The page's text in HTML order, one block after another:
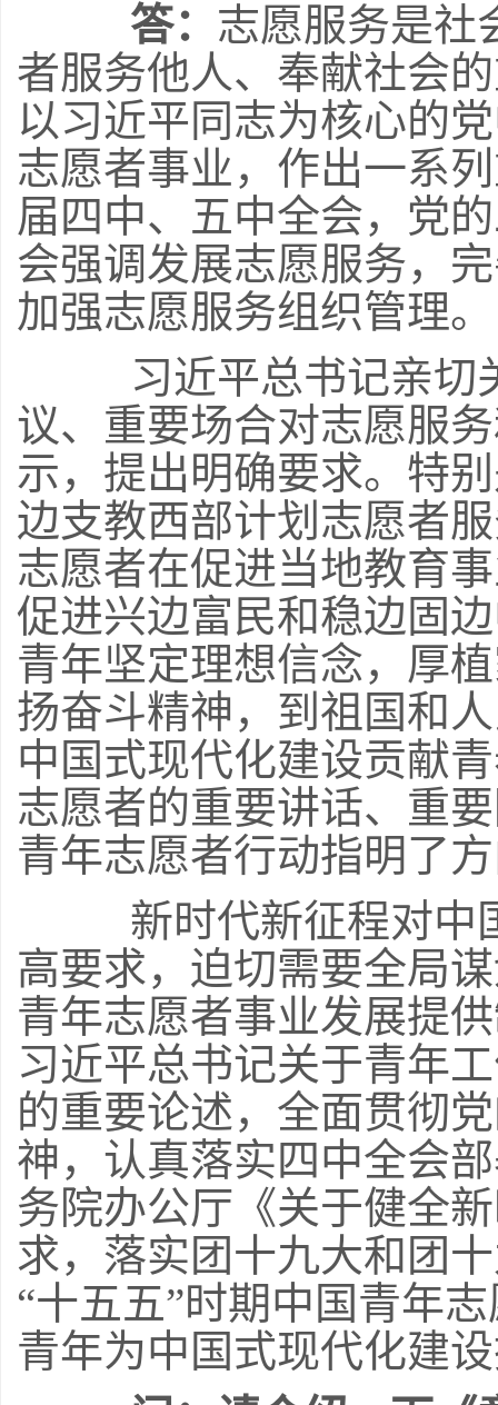
答： 志愿服务是社
者服务他人、奉献社会
以习近平同志为核心的
志愿者事业，作出一系
届四中、五中全会，党
会强调发展志愿服务，
加强志愿服务组织管理。
习近平总书记亲切
议、重要场合对志愿服
示，提出明确要求。特
边支教西部计划志愿者
志愿者在促进当地教育
促进兴边富民和稳边固
青年坚定理想信念，厚
扬奋斗精神，到祖国和
中国式现代化建设贡献
志愿者的重要讲话、重
青年志愿者行动指明了
新时代新征程对中
高要求，迫切需要全局
青年志愿者事业发展提
习近平总书记关于青年
的重要论述，全面贯彻
神，认真落实四中全会
务院办公厅《关于健全
求，落实团十九大和团
“十五五”时期中国青年
青年为中国式现代化建